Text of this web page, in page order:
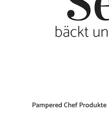
Pampered Chef Produkte